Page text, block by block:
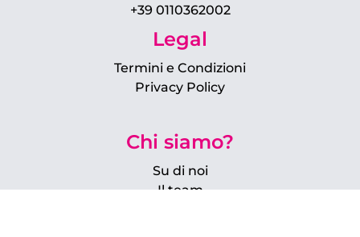
+39 0110362002
Legal
Termini e Condizioni
Privacy Policy
Chi siamo?
Su di noi
Il team